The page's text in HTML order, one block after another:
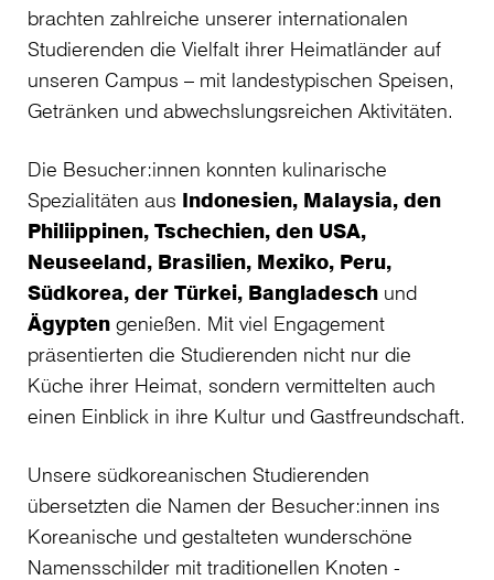
brachten zahlreiche unserer internationalen
Studierenden die Vielfalt ihrer Heimatländer auf
unseren Campus – mit landestypischen Speisen,
Getränken und abwechslungsreichen Aktivitäten.
Die Besucher:innen konnten kulinarische
Spezialitäten aus Indonesien, Malaysia, den
Philiippinen, Tschechien, den USA,
Neuseeland, Brasilien, Mexiko, Peru,
Südkorea, der Türkei, Bangladesch und
Ägypten genießen. Mit viel Engagement
präsentierten die Studierenden nicht nur die
Küche ihrer Heimat, sondern vermittelten auch
einen Einblick in ihre Kultur und Gastfreundschaft.
Unsere südkoreanischen Studierenden
übersetzten die Namen der Besucher:innen ins
Koreanische und gestalteten wunderschöne
Namensschilder mit traditionellen Knoten -